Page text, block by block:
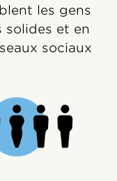
les gens
solides et en
sociaux